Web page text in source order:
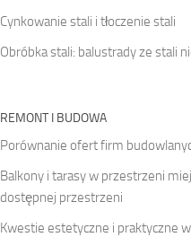
Cynkowanie stali i tłoczenie stali
Obróbka stali: balustrady ze stali
REMONT I BUDOWA
Porównanie ofert firm
Balkony i tarasy w przestrzeni
dostępnej przestrzeni
Kwestie estetyczne i praktyczne